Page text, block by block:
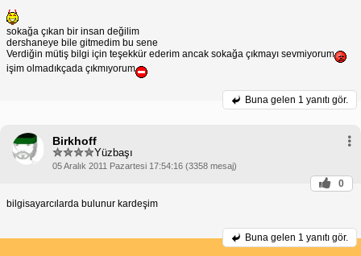
sokağa çıkan bir insan değilim
dershaneye bile gitmedim bu sene
Verdiğin mütiş bilgi için teşekkür ederim ancak sokağa çıkmayı sevmiyorum
işim olmadıkçada çıkmıyorum
Buna gelen 1 yanıtı gör.
Birkhoff
Yüzbaşı
05 Aralık 2011 Pazartesi 17:54:16 (3358 mesaj)
0
bilgisayarcılarda bulunur kardeşim
Buna gelen 1 yanıtı gör.